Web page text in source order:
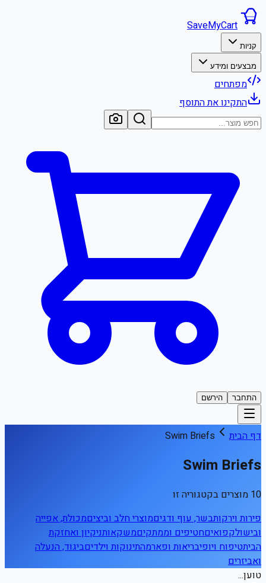
SaveMyCart
קניות
מבצעים ומידע
מפתחים
התקינו את התוסף
התחבר הירשם
דף הבית Swim Briefs
Swim Briefs
10 מוצרים בקטגוריה זו
פירות וירקותבשר, עוף ודגיםמוצרי חלב וביציםמכולת, אפייה
ובישולקפואיםחטיפים וממתקיםמשקאותניקיון ואחזקת
הביתטיפוח ויופיבריאות ופארמהתינוקות וילדיםביגוד, הנעלה
ואביזרים
טוען...